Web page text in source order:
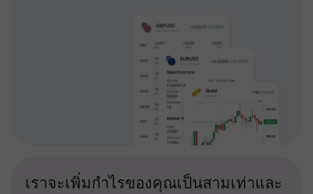
เราจะเพิ่มกำไรของคุณเป็นสามเท่าและ